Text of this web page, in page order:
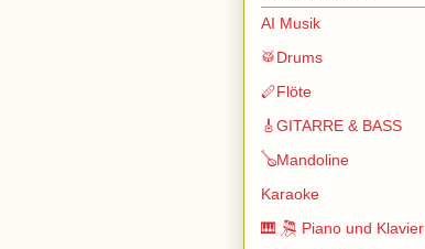
AI Musik
🥁Drums
🪈Flöte
🎸GITARRE & BASS
🪕Mandoline
Karaoke
🎹 🎘 Piano und Klavier